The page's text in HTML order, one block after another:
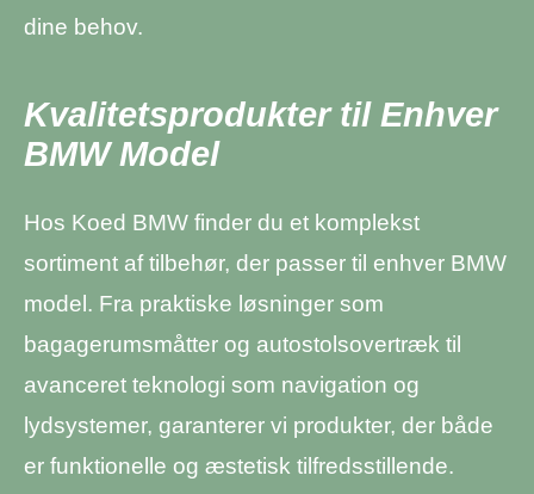
dine behov.
Kvalitetsprodukter til Enhver
BMW Model
Hos Koed BMW finder du et komplekst
sortiment af tilbehør, der passer til enhver BMW
model. Fra praktiske løsninger som
bagagerumsmåtter og autostolsovertræk til
avanceret teknologi som navigation og
lydsystemer, garanterer vi produkter, der både
er funktionelle og æstetisk tilfredsstillende.